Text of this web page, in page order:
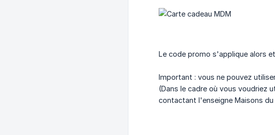
Le code promo s'applique alors
Important : vous ne pouvez
(Dans le cadre où vous voudriez
contactant l'enseigne Maisons